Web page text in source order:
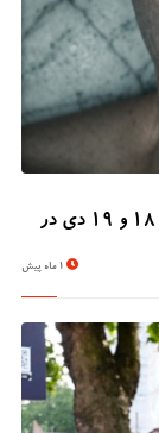
«۷۷ ساعت» روی پرده سینما؛ روایتی از اعتراضات ۱۸ و ۱۹ دی در